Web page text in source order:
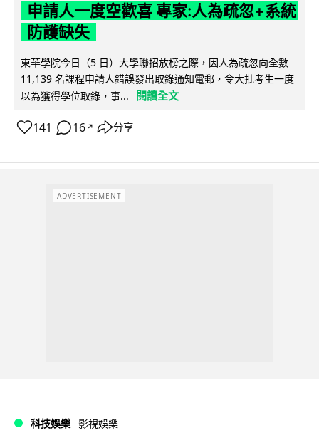
申請人一度空歡喜 專家:人為疏忽+系統
防護缺失
東華學院今日（5 日）大學聯招放榜之際，因人為疏忽向全數
11,139 名課程申請人錯誤發出取錄通知電郵，令大批考生一度
以為獲得學位取錄，事...
閱讀全文
141 16 ↗ 分享
ADVERTISEMENT
科技娛樂 影視娛樂